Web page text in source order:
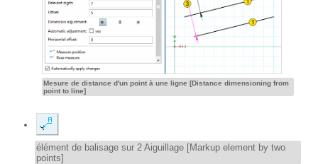
Mesure de distance d'un point à une ligne [Distance dimensioning from
point to line]
élément de balisage sur 2 Aiguillage [Markup element by two
points]